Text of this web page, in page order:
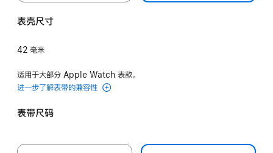
表壳尺寸
42 毫米
适用于大部分 Apple Watch 表款。
进一步了解表带的兼容性
表带尺码